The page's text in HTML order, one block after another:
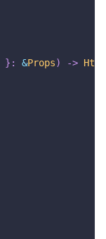
} : &Props) -> Html